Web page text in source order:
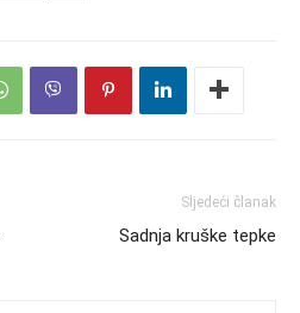
Sljedeći članak
Sadnja kruške tepke